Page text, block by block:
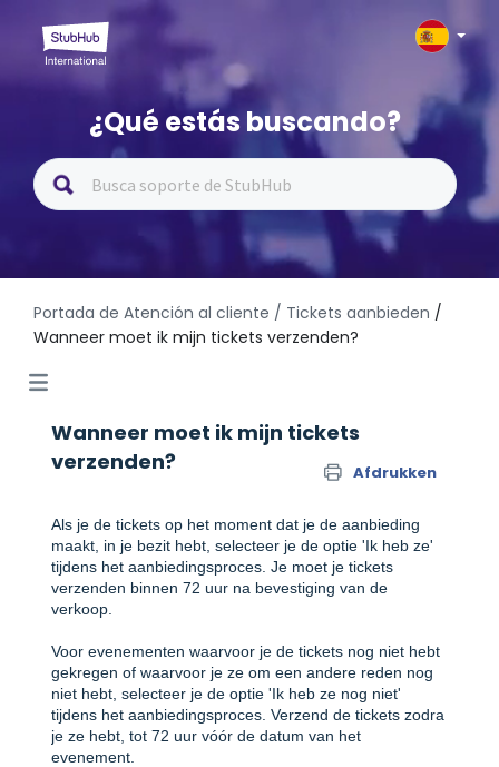
¿Qué estás buscando?
Portada de Atención al cliente / Tickets aanbieden /
Wanneer moet ik mijn tickets verzenden?
Wanneer moet ik mijn tickets
verzenden?
Afdrukken
Als je de tickets op het moment dat je de aanbieding
maakt, in je bezit hebt, selecteer je de optie 'Ik heb ze'
tijdens het aanbiedingsproces. Je moet je tickets
verzenden binnen 72 uur na bevestiging van de
verkoop.
Voor evenementen waarvoor je de tickets nog niet hebt
gekregen of waarvoor je ze om een andere reden nog
niet hebt, selecteer je de optie 'Ik heb ze nog niet'
tijdens het aanbiedingsproces. Verzend de tickets zodra
je ze hebt, tot 72 uur vóór de datum van het
evenement.